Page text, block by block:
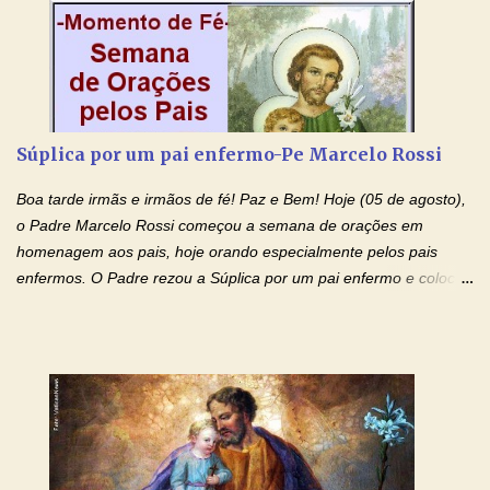
creio, Jesus, e clamo que este Sangue seja agora derramado
sobre mim e sobre todos os meus familiares. Eu peço, Senhor
Jesus, que, pelo poder libertador e salvítico deste Sangue,
possamos nos livrar de toda opressão diabólica que possa estar
prejudicando a nossa família. Peço também que atenda, em
(apresente aqui o seu pedido...) Eu, desde já, agradeço de
coração, confiante que o Senhor me atenderá. Eu louvo o Pai por
ter nos dado o Senhor, Jesus, como presente de Páscoa. eu
agradeço de coração ao Espíri...
Súplica por um pai enfermo-Pe Marcelo Rossi
Boa tarde irmãs e irmãos de fé! Paz e Bem! Hoje (05 de agosto),
o Padre Marcelo Rossi começou a semana de orações em
homenagem aos pais, hoje orando especialmente pelos pais
enfermos. O Padre rezou a Súplica por um pai enfermo e colocou
de Nossa Senhora. Adriana dos Anjos-Devoção e Fé Mensagem
do Padre Marcelo Rossi por E-mail e Facebook: Como foi
anunciado ontem, entramos em uma semana de homenagens
aos nossos pais. Hoje nossas orações serão focadas nos pais